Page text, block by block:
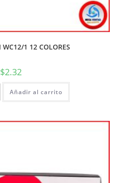
1 12 COLORES
$2.32
Añadir al carrito